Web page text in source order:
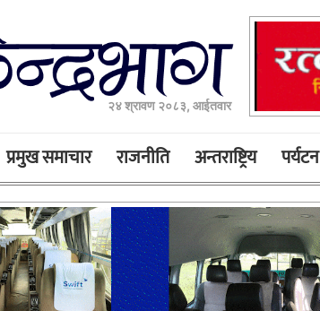
२४ श्रावण २०८३, आईतवार
प्रमुख समाचार राजनीति अन्तराष्ट्रिय पर्यटन